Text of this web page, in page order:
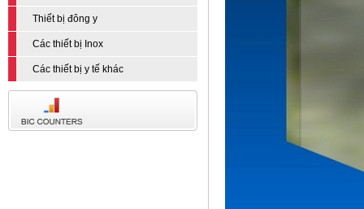
Thiết bị đông y
Các thiết bị Inox
Các thiết bị y tế khác